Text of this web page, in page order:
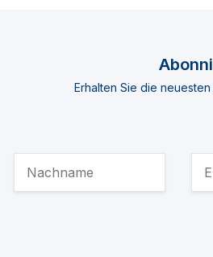
Erhalten Sie die